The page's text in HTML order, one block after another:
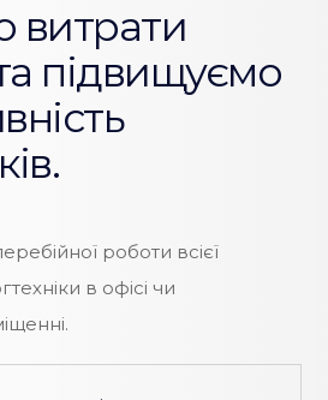
витрати
підвищуємо
роботи всієї
в офісі чи